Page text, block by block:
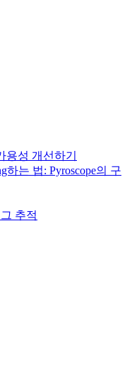
용성 개선하기
하는 법: Pyroscope의 구
그 추적